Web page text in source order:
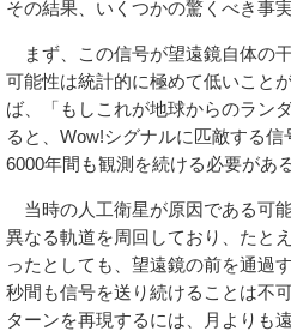
その結果、いくつかの驚くべき事
まず、この信号が望遠鏡自体の
可能性は統計的に極めて低いこと
ば、「もしこれが地球からのラン
ると、Wow!シグナルに匹敵する
6000年間も観測を続ける必要があ
当時の人工衛星が原因である可
異なる軌道を周回しており、たと
ったとしても、望遠鏡の前を通過
秒間も信号を送り続けることは不
ターンを再現するには、月よりも